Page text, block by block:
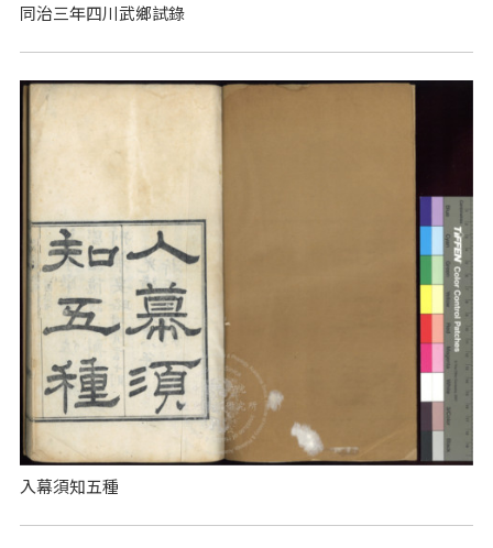
同治三年四川武鄉試錄
入幕須知五種